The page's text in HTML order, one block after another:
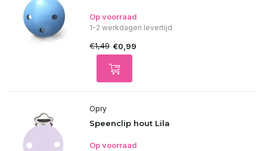
Op voorraad
1-2 werkdagen levertijd
€1,49 €0,99
Opry
Speenclip hout Lila
Op voorraad